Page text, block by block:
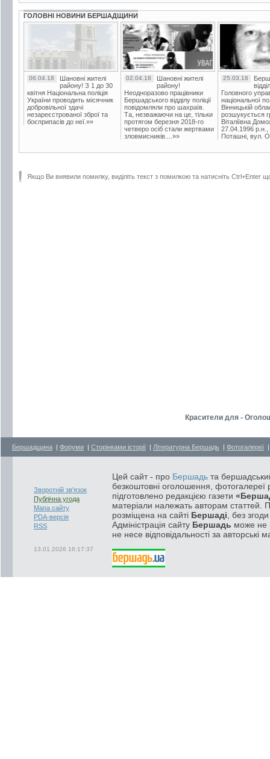
ГОЛОВНІ НОВИНИ БЕРШАДЩИНИ
06.04.18
Шановні жителі
району! З 1 до 30
квітня Національна поліція
України проводить місячник
добровільної здачі
незареєстрованої зброї та
боєприпасів до неї.»»
02.04.18
Шановні жителі
району!
Неодноразово працівники
Бершадського відділу поліції
повідомляли про шахраїв.
Та, незважаючи на це, тільки
протягом березня 2018-го
четверо осіб стали жертвами
зловмисників....»»
25.03.18
Головного
національної
Вінницькій
розшукується
Віталіївна
27.04.1996 р.н.,
Поташні, вул.
Якщо Ви виявили помилку, виділіть текст з помилкою та натисніть Ctrl+Enter
Красители для -
Бершадщина | Форуми | Сторінками історії | Літературна Бершадь | Фотогалереї
Зворотній зв'язок
Публічна угода
Мапа сайту
PDA-версія
RSS
13.01.2026 16:17:37
Цей сайт - про Бершадь та
безкоштовні оголошення, фотогалереї
підготовлено редакцією газети
матеріали належать авторам статтей.
розміщена на сайті Бершаді , без
Адміністрація сайту Бершадь може не
не несе відповідальності за авторські